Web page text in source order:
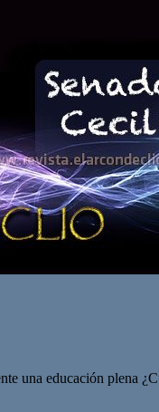
una educación plena